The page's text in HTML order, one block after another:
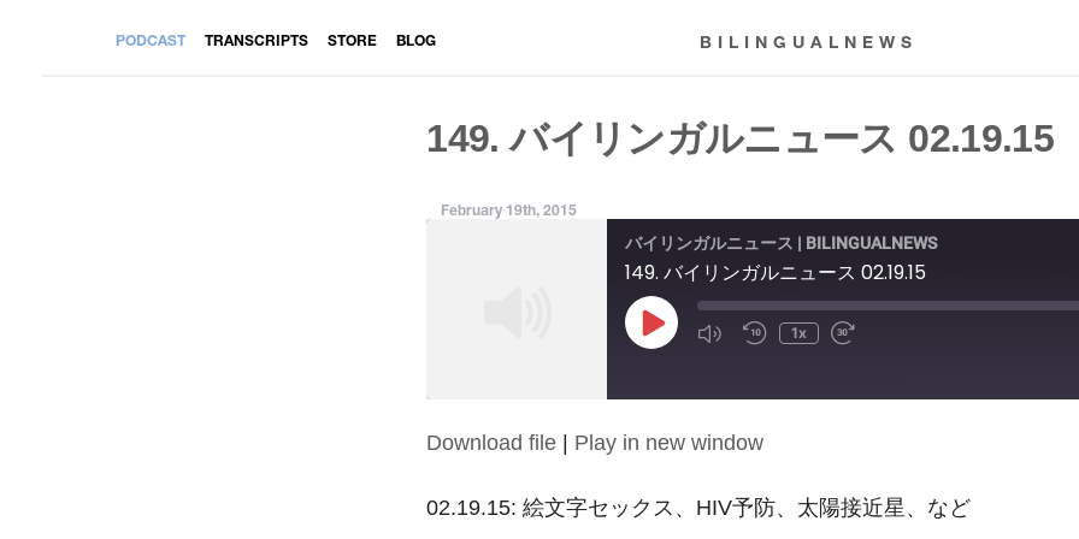
PODCAST TRANSCRIPTS STORE BLOG BILINGUALNEWS
149. バイリンガルニュース 02.19.15
February 19th, 2015
バイリンガルニュース | BILINGUALNEWS
149. バイリンガルニュース 02.19.15
Play
Episode
1x
SHARE
LINK
Download file | Play in new window
02.19.15: 絵文字セックス、HIV予防、太陽接近星、など